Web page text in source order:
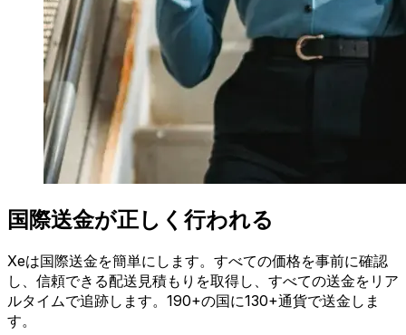
国際送金が正しく行われる
Xeは国際送金を簡単にします。すべての価格を事前に確認
し、信頼できる配送見積もりを取得し、すべての送金をリア
ルタイムで追跡します。190+の国に130+通貨で送金しま
す。